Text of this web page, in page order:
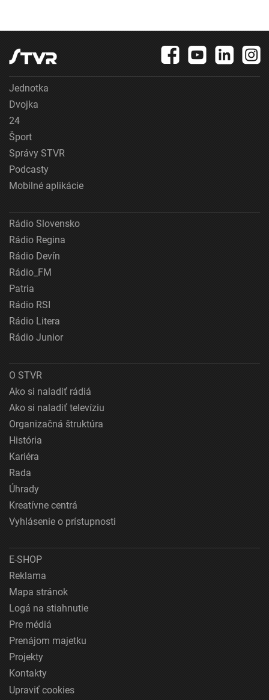
Jednotka
Dvojka
24
Šport
Správy STVR
Podcasty
Mobilné aplikácie
Rádio Slovensko
Rádio Regina
Rádio Devín
Rádio_FM
Patria
Rádio RSI
Rádio Litera
Rádio Junior
O STVR
Ako si naladiť rádiá
Ako si naladiť televíziu
Organizačná štruktúra
História
Kariéra
Rada
Úhrady
Kreatívne centrá
Vyhlásenie o prístupnosti
E-SHOP
Reklama
Mapa stránok
Logá na stiahnutie
Pre médiá
Prenájom majetku
Projekty
Kontakty
Upraviť cookies